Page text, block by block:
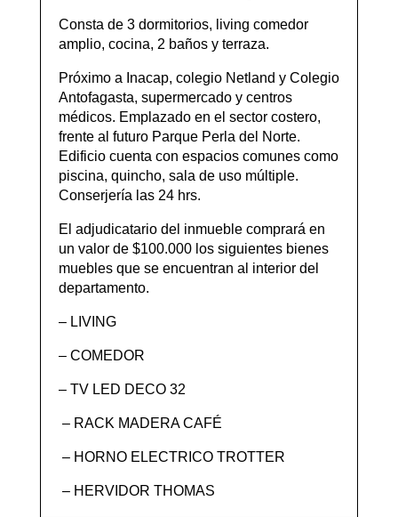
Consta de 3 dormitorios, living comedor
amplio, cocina, 2 baños y terraza.
Próximo a Inacap, colegio Netland y Colegio
Antofagasta, supermercado y centros
médicos. Emplazado en el sector costero,
frente al futuro Parque Perla del Norte.
Edificio cuenta con espacios comunes como
piscina, quincho, sala de uso múltiple.
Conserjería las 24 hrs.
El adjudicatario del inmueble comprará en
un valor de $100.000 los siguientes bienes
muebles que se encuentran al interior del
departamento.
– LIVING
– COMEDOR
– TV LED DECO 32
– RACK MADERA CAFÉ
– HORNO ELECTRICO TROTTER
– HERVIDOR THOMAS